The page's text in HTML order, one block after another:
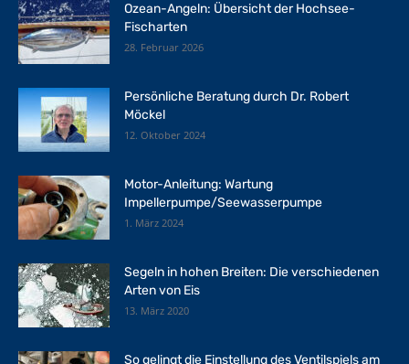
Ozean-Angeln: Übersicht der Hochsee-
Fischarten
28. Februar 2026
Persönliche Beratung durch Dr. Robert
Möckel
12. Oktober 2024
Motor-Anleitung: Wartung
Impellerpumpe/Seewasserpumpe
1. März 2024
Segeln in hohen Breiten: Die verschiedenen
Arten von Eis
13. März 2020
So gelingt die Einstellung des Ventilspiels am